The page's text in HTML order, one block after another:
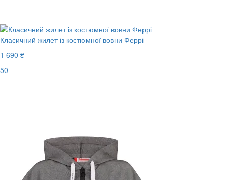
Класичний жилет із костюмної вовни Феррі
1 690 ₴
50